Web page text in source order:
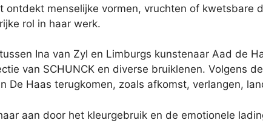
menselijke vormen, vruchten of kwetsbare
rol in haar werk.
Ina van Zyl en Limburgs kunstenaar Aad de
van SCHUNCK en diverse bruiklenen. Volgens
De Haas terugkomen, zoals afkomst, verlangen,
aan door het kleurgebruik en de emotionele